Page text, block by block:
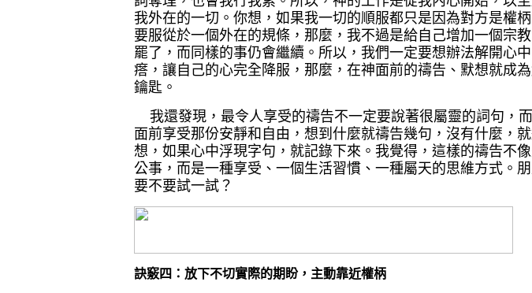
我外在的一切。你想，如果我一切的順服都只是因為對方是權
要服從於一個外在的規條，那麼，我不過是給自己增加一個宗
罷了，而同樣的事仍會繼續。所以，我們一定要想辦法解開心
瘩，讓自己的心完全降服，那麼，在神面前的禱告、默想就成
鑰匙。
我還發現，最令人享受的禱告不一定要說著很屬靈的詞句，
面前享受那份安靜和自由，想到什麼就禱告幾句，沒有什麼，
想，如果心中浮現字句，就記錄下來。我覺得，這樣的禱告不
公事，而是一種享受、一個生活習慣、一種屬天的思維方式。
要不要試一試？
訣竅四：放下不切實際的期盼，主動靠近權柄